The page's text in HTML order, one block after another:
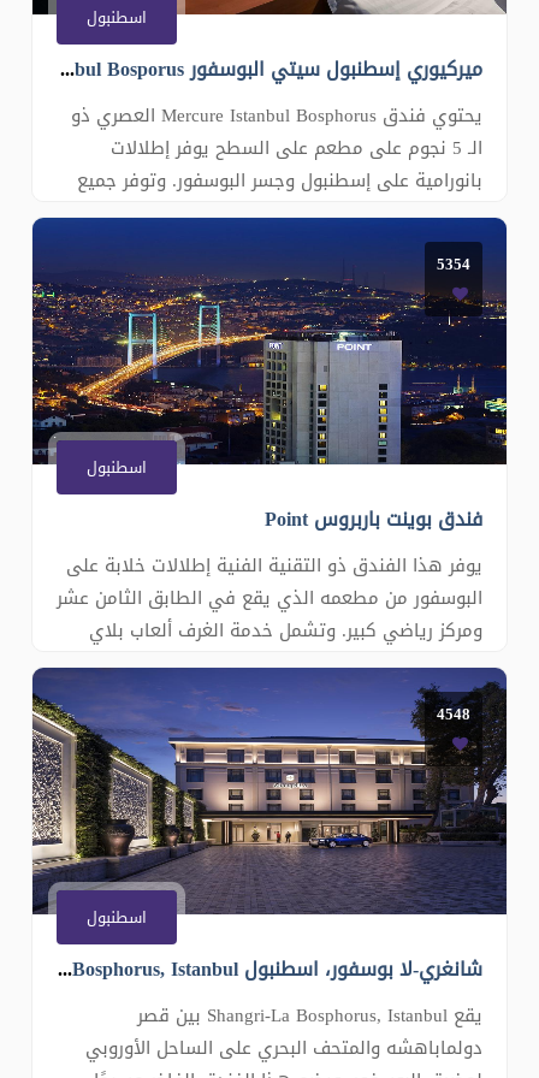
اسطنبول
ميركيوري إسطنبول سيتي البوسفور Mercure Istanbul Bosporus
يحتوي فندق Mercure Istanbul Bosphorus العصري ذو
الـ 5 نجوم على مطعم على السطح يوفر إطلالات
بانورامية على إسطنبول وجسر البوسفور. وتوفر جميع
غرفه خدمة الواي فاي المجانية وأجهزة تلفزيون إل
سي دي. تتميز الغرف المكيفة في Mercure Istanbul
Bosphorus بتصميم داخلي عصري أنيق. تحتوي جميع
الغرف على مرافق صنع الشاي والقهوة ومنطقة جل
5354
اسطنبول
فندق بوينت باربروس Point
يوفر هذا الفندق ذو التقنية الفنية إطلالات خلابة على
البوسفور من مطعمه الذي يقع في الطابق الثامن عشر
ومركز رياضي كبير. وتشمل خدمة الغرف ألعاب بلاي
ستيشن 4. يمكن للضيوف الاستمتاع بمركز السبا
والعافية والساونا والحمام التقليدي. تم تجهيز غرف
الضيوف الأنيقة بأحدث المرافق والأجهزة، بما في ذلك
جهاز تل
4548
اسطنبول
شانغري-لا بوسفور، اسطنبول Shangri-La Bosphorus, Istanbul
يقع Shangri-La Bosphorus, Istanbul بين قصر
دولماباهشه والمتحف البحري على الساحل الأوروبي